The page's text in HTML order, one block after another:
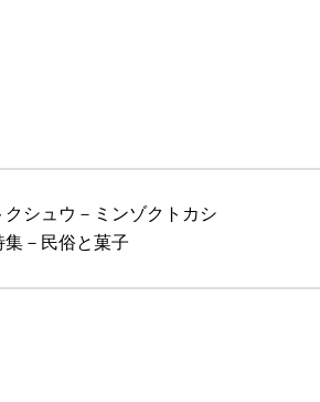
シュウ－ミンゾクトカシ
－民俗と菓子